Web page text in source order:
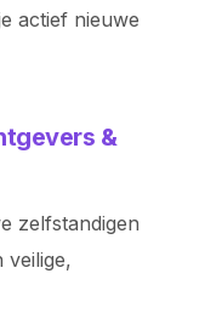
actief nieuwe
&
zelfstandigen
veilige,